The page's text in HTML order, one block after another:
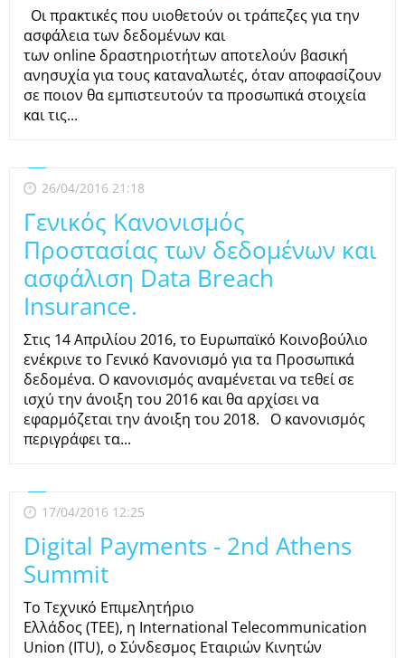
Οι πρακτικές που υιοθετούν οι τράπεζες για την
ασφάλεια των δεδομένων και
των online δραστηριοτήτων αποτελούν βασική
ανησυχία για τους καταναλωτές, όταν αποφασίζουν
σε ποιον θα εμπιστευτούν τα προσωπικά στοιχεία
και τις...
26/04/2016 21:18
Γενικός Κανονισμός
Προστασίας των δεδομένων και
ασφάλιση Data Breach
Insurance.
Στις 14 Απριλίου 2016, το Ευρωπαϊκό Κοινοβούλιο
ενέκρινε τo Γενικό Κανονισμό για τα Προσωπικά
δεδομένα. Ο κανονισμός αναμένεται να τεθεί σε
ισχύ την άνοιξη του 2016 και θα αρχίσει να
εφαρμόζεται την άνοιξη του 2018. Ο κανονισμός
περιγράφει τα...
17/04/2016 12:25
Digital Payments - 2nd Athens
Summit
Το Τεχνικό Επιμελητήριο
Ελλάδος (ΤΕΕ), η International Telecommunication
Union (ITU), ο Σύνδεσμος Εταιριών Κινητών